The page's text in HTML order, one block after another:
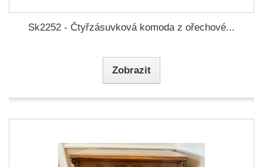
Sk2252 - Čtyřzásuvková komoda z ořechové...
Zobrazit